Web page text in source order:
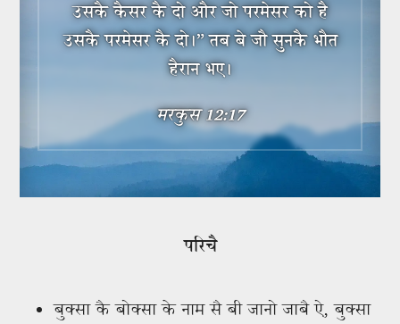
उसकै कैसर कै दो और जो परमेसर को है
उसकै परमेसर कै दो।” तब बे जौ सुनकै भौत
हैरान भए।
मरकुस 12:17
परिचै
बुक्सा कै बोक्सा के नाम सै बी जानो जाबै ऐ, बुक्सा